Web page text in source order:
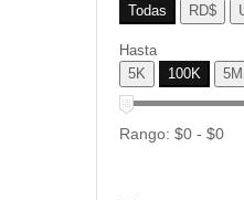
Todas
RD$
Hasta
5K
100K 5M
Rango: $0 - $0